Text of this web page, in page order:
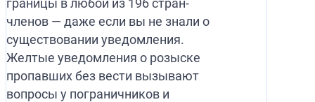
членов — даже если вы не знали о
существовании уведомления.
Желтые уведомления о розыске
пропавших без вести вызывают
вопросы у пограничников и